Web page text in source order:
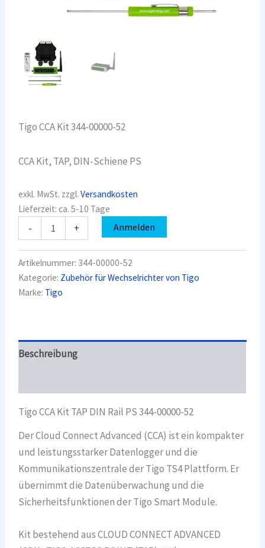
Tigo CCA Kit 344-00000-52
CCA Kit, TAP, DIN-Schiene PS
exkl. MwSt. zzgl.Versandkosten
Lieferzeit:ca. 5-10 Tage
-
TAP
DIN
Rail
PS
Menge
+ Anmelden
Artikelnummer: 344-00000-52
Kategorie: Zubehör für Wechselrichter von Tigo
Marke: Tigo
Beschreibung
Tigo CCA Kit TAP DIN Rail PS 344-00000-52
Der Cloud Connect Advanced (CCA) ist ein kompakter
und leistungsstarker Datenlogger und die
Kommunikationszentrale der Tigo TS4 Plattform. Er
übernimmt die Datenüberwachung und die
Sicherheitsfunktionen der Tigo Smart Module.
Kit bestehend aus CLOUD CONNECT ADVANCED